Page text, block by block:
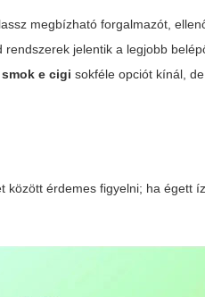
megbízható forgalmazót,
jelentik a legjobb
smok e cigi sokféle opciót kínál,
érdemes figyelni; ha égett